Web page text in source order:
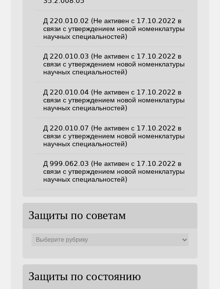
Д 220.010.02 (Не активен с 17.10.2022 в
связи с утверждением новой номенклатуры
научных специальностей)
Д 220.010.03 (Не активен с 17.10.2022 в
связи с утверждением новой номенклатуры
научных специальностей)
Д 220.010.04 (Не активен с 17.10.2022 в
связи с утверждением новой номенклатуры
научных специальностей)
Д 220.010.07 (Не активен с 17.10.2022 в
связи с утверждением новой номенклатуры
научных специальностей)
Д 999.062.03 (Не активен с 17.10.2022 в
связи с утверждением новой номенклатуры
научных специальностей)
Защиты по советам
Защиты по состоянию